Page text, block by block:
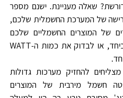
שאלה מעניינת. ישנם מספר
של המערכת החשמלית שלכם,
של המוצרים החשמליים שלכם
ולראות לכמה הם מגיעים ביחד, או לבדוק את כמות ה-WATT
להחזיק מערכות גדולות
חשמל מירבית של המוצרים